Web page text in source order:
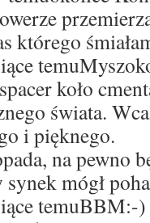
którego
temu
koło
świata.
i pięknego.
na pewno
mógł
temuBBM:-)